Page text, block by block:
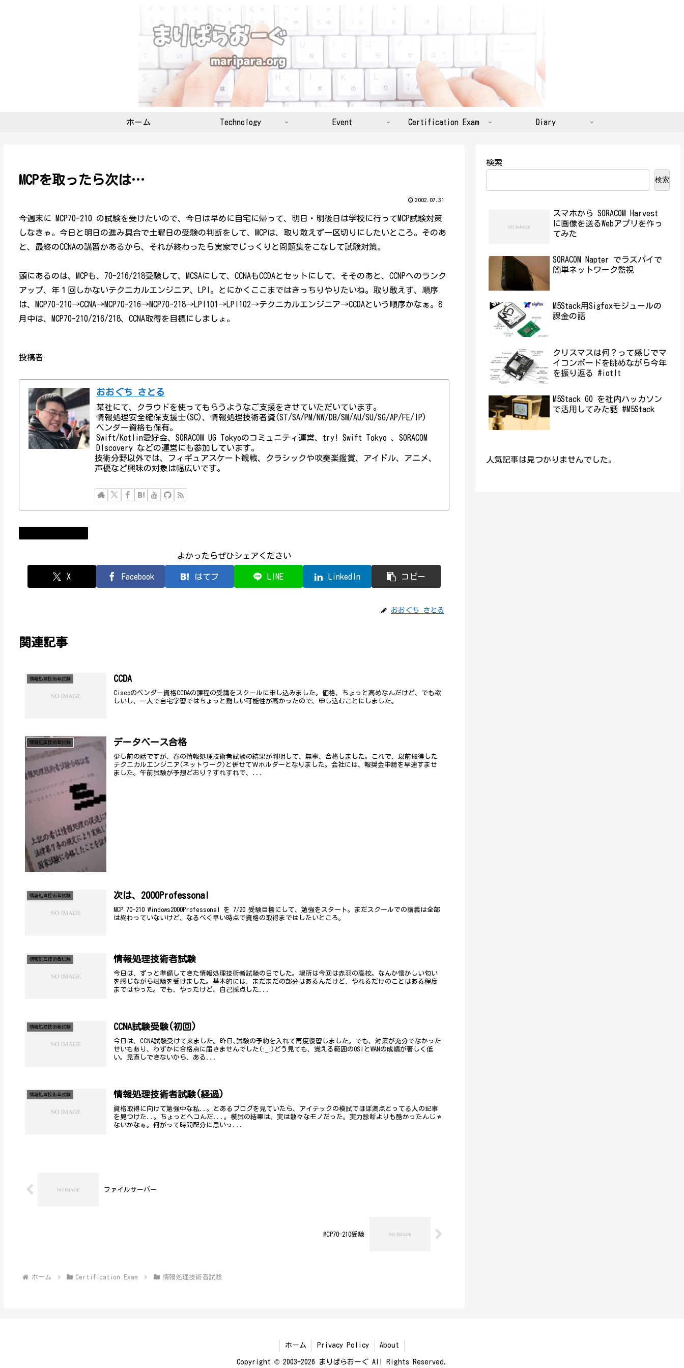
ホーム Technology Event Certification Exam Diary
MCPを取ったら次は…
2002.07.31
今週末に MCP70-210 の試験を受けたいので、今日は早めに自宅に帰って、明日・明後日は学校に行ってMCP試験対策
しなきゃ。今日と明日の進み具合で土曜日の受験の判断をして、MCPは、取り敢えず一区切りにしたいところ。そのあ
と、最終のCCNAの講習かあるから、それが終わったら実家でじっくりと問題集をこなして試験対策。
頭にあるのは、MCPも、70-216/218受験して、MCSAにして、CCNAもCCDAとセットにして、そそのあと、CCNPへのランク
アップ、年１回しかないテクニカルエンジニア、LPI。とにかくここまではきっちりやりたいね。取り敢えず、順序
は、MCP70-210→CCNA→MCP70-216→MCP70-218→LPI101→LPI102→テクニカルエンジニア→CCDAという順序かなぁ。8
月中は、MCP70-210/216/218、CCNA取得を目標にしましょ。
投稿者
おおぐち さとる
某社にて、クラウドを使ってもらうようなご支援をさせていただいています。
情報処理安全確保支援士(SC)、情報処理技術者資(ST/SA/PM/NW/DB/SM/AU/SU/SG/AP/FE/IP)
ベンダー資格も保有。
Swift/Kotlin愛好会、SORACOM UG Tokyoのコミュニティ運営、try! Swift Tokyo 、SORACOM
DIscovery などの運営にも参加しています。
技術分野以外では、フィギュアスケート観戦、クラシックや吹奏楽鑑賞、アイドル、アニメ、
声優など興味の対象は幅広いです。
よかったらぜひシェアください
X Facebook はてブ LINE LinkedIn コピー
おおぐち さとる
関連記事
情報処理技術者試験 CCDA
Ciscoのベンダー資格CCDAの課程の受講をスクールに申し込みました。価格、ちょっと高めなんだけど、でも欲
しいし、一人で自宅学習ではちょっと難しい可能性が高かったので、申し込むことにしました。
情報処理技術者試験 データベース合格
少し前の話ですが、春の情報処理技術者試験の結果が判明して、無事、合格しました。これで、以前取得した
テクニカルエンジニア(ネットワーク)と併せてＷホルダーとなりました。会社には、報奨金申請を早速すませ
ました。午前試験が予想どおり？すれすれで、...
情報処理技術者試験 次は、2000Professonal
MCP 70-210 Windows2000Professonal を 7/20 受験目標にして、勉強をスタート。まだスクールでの講義は全部
は終わっていないけど、なるべく早い時点で資格の取得まではしたいところ。
情報処理技術者試験 情報処理技術者試験
今日は、ずっと準備してきた情報処理技術者試験の日でした。場所は今回は赤羽の高校。なんか懐かしい匂い
を感じながら試験を受けました。基本的には、まだまだの部分はあるんだけど、やれるだけのことはある程度
まではやった。でも、やったけど、自己採点した...
情報処理技術者試験 CCNA試験受験(初回)
今日は、CCNA試験受けて来ました。昨日､試験の予約を入れて再度復習しました。でも、対策が充分でなかった
せいもあり、わずかに合格点に届きませんでした(;_;)どう見ても、覚える範囲のOSIとWANの成績が著しく低
い。見直しできないから、ある...
情報処理技術者試験 情報処理技術者試験(経過)
資格取得に向けて勉強中な私..。とあるブログを見ていたら、アイテックの模試でほぼ満点とってる人の記事
を見つけた..。ちょっとヘコんだ...。模試の結果は、実は散々なモノだった。実力診断よりも酷かったんじゃ
ないかなぁ。何がって時間配分に思いっ...
ファイルサーバー
MCP70-210受験
ホーム Certification Exam 情報処理技術者試験
検索
検索
スマホから SORACOM Harvest
に画像を送るWebアプリを作っ
てみた
SORACOM Napter でラズパイで
簡単ネットワーク監視
M5Stack用Sigfoxモジュールの
課金の話
クリスマスは何？って感じでマ
イコンボードを眺めながら今年
を振り返る #iotlt
M5Stack GO を社内ハッカソン
で活用してみた話 #M5Stack
人気記事は見つかりませんでした。
ホーム Privacy Policy About
Copyright © 2003-2026 まりぱらおーぐ All Rights Reserved.